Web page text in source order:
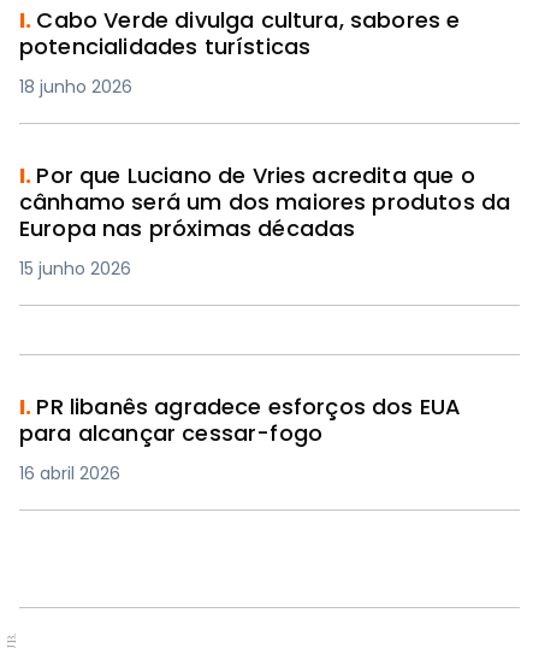
I. Cabo Verde divulga cultura, sabores e
potencialidades turísticas
18 junho 2026
I. Por que Luciano de Vries acredita que o
cânhamo será um dos maiores produtos da
Europa nas próximas décadas
15 junho 2026
I. PR libanês agradece esforços dos EUA
para alcançar cessar-fogo
16 abril 2026